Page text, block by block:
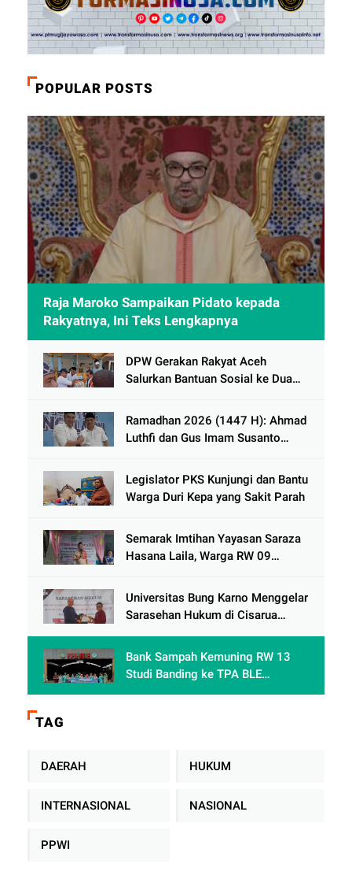
POPULAR POSTS
Raja Maroko Sampaikan Pidato kepada
Rakyatnya, Ini Teks Lengkapnya
DPW Gerakan Rakyat Aceh
Salurkan Bantuan Sosial ke Dua
Ramadhan 2026 (1447 H): Ahmad
Luthfi dan Gus Imam Susanto
Berkelanjutan
Legislator PKS Kunjungi dan Bantu
Warga Duri Kepa yang Sakit Parah
Semarak Imtihan Yayasan Saraza
Hasana Laila, Warga RW 09
Sambut Ramadhan 1447 Hijriah
Universitas Bung Karno Menggelar
Sarasehan Hukum di Cisarua
meningkatkan pemahaman
akademis Mahasiswa Fakultas
Bank Sampah Kemuning RW 13
Studi Banding ke TPA BLE
Banyumas: Belajar Mengolah
TAG
DAERAH HUKUM
INTERNASIONAL NASIONAL
PPWI